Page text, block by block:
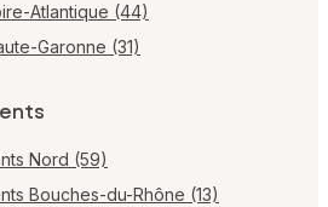
Atlantique (44)
Garonne (31)
Nord (59)
Bouches-du-Rhône (13)